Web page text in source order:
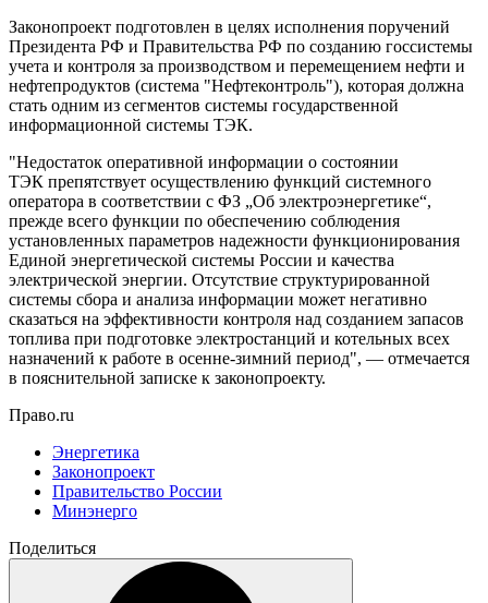
Законопроект подготовлен в целях исполнения поручений
Президента РФ и Правительства РФ по созданию госсистемы
учета и контроля за производством и перемещением нефти и
нефтепродуктов (система "Нефтеконтроль"), которая должна
стать одним из сегментов системы государственной
информационной системы ТЭК.
"Недостаток оперативной информации о состоянии
ТЭК препятствует осуществлению функций системного
оператора в соответствии с ФЗ „Об электроэнергетике“,
прежде всего функции по обеспечению соблюдения
установленных параметров надежности функционирования
Единой энергетической системы России и качества
электрической энергии. Отсутствие структурированной
системы сбора и анализа информации может негативно
сказаться на эффективности контроля над созданием запасов
топлива при подготовке электростанций и котельных всех
назначений к работе в осенне-зимний период", — отмечается
в пояснительной записке к законопроекту.
Право.ru
Энергетика
Законопроект
Правительство России
Минэнерго
Поделиться